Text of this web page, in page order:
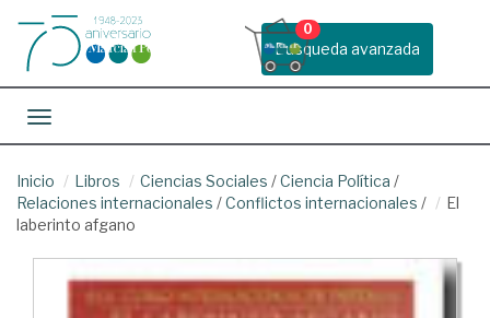
Busqueda avanzada
0
Toggle navigation
Inicio Libros Ciencias Sociales /Ciencia Política /
Relaciones internacionales /Conflictos internacionales /
El
laberinto afgano